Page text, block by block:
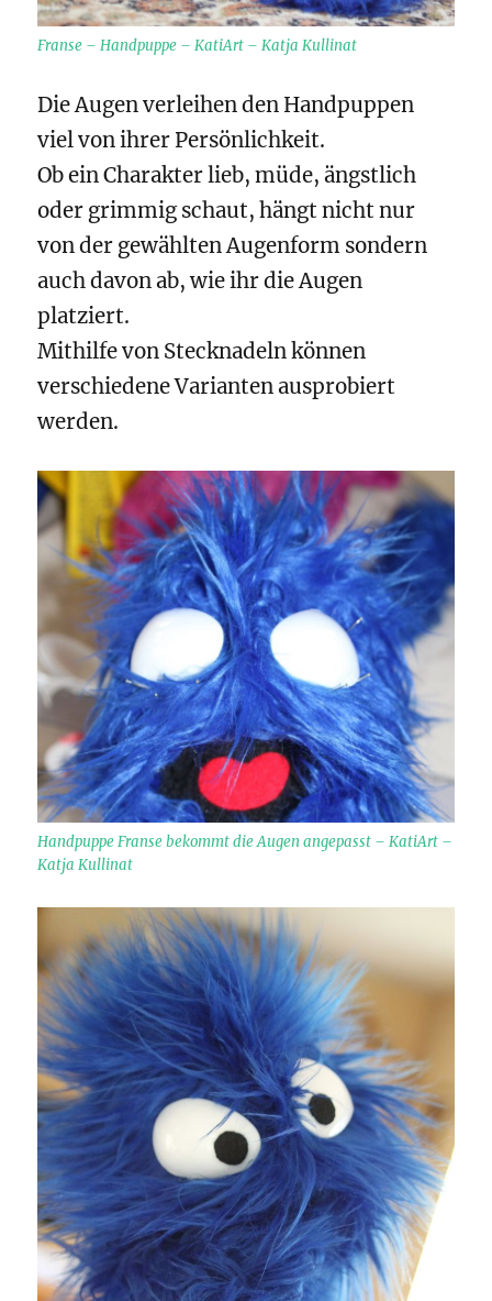
Franse – Handpuppe – KatiArt – Katja Kullinat
Die Augen verleihen den Handpuppen
viel von ihrer Persönlichkeit.
Ob ein Charakter lieb, müde, ängstlich
oder grimmig schaut, hängt nicht nur
von der gewählten Augenform sondern
auch davon ab, wie ihr die Augen
platziert.
Mithilfe von Stecknadeln können
verschiedene Varianten ausprobiert
werden.
Handpuppe Franse bekommt die Augen angepasst – KatiArt –
Katja Kullinat